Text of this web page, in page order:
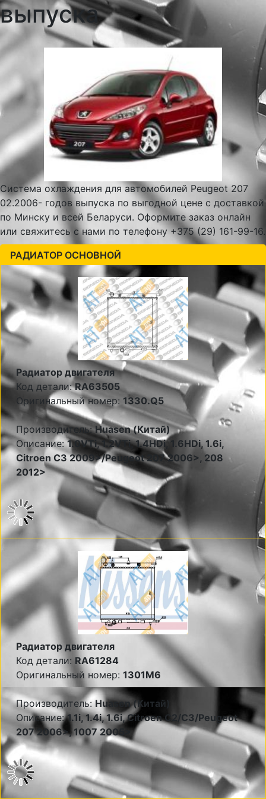
выпуска
Система охлаждения для автомобилей Peugeot 207
02.2006- годов выпуска по выгодной цене с доставкой
по Минску и всей Беларуси. Оформите заказ онлайн
или свяжитесь с нами по телефону +375 (29) 161-99-16.
РАДИАТОР ОСНОВНОЙ
Радиатор двигателя
Код детали:RA63505
Оригинальный номер: 1330.Q5
Производитель:Huasen (Китай)
Описание:1.0VTi, 1.2VTi, 1.4HDi, 1.6HDi, 1.6i,
Citroen C3 2009>/Peugeot 207 2006>, 208
2012>
Радиатор двигателя
Код детали: RA61284
Оригинальный номер: 1301M6
Производитель:Huasen (Китай)
Описание:1.1i, 1.4i, 1.6i, Citroen C2/C3/Peugeot
207 2006>, 1007 2005>